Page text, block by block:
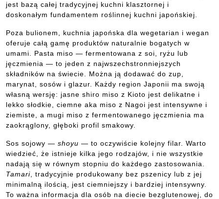
jest bazą całej tradycyjnej kuchni klasztornej i
doskonałym fundamentem roślinnej kuchni japońskiej.
Poza bulionem, kuchnia japońska dla wegetarian i wegan
oferuje całą gamę produktów naturalnie bogatych w
umami. Pasta miso — fermentowana z soi, ryżu lub
jęczmienia — to jeden z najwszechstronniejszych
składników na świecie. Można ją dodawać do zup,
marynat, sosów i glazur. Każdy region Japonii ma swoją
własną wersję: jasne shiro miso z Kioto jest delikatne i
lekko słodkie, ciemne aka miso z Nagoi jest intensywne i
ziemiste, a mugi miso z fermentowanego jęczmienia ma
zaokrąglony, głęboki profil smakowy.
Sos sojowy — shoyu — to oczywiście kolejny filar. Warto
wiedzieć, że istnieje kilka jego rodzajów, i nie wszystkie
nadają się w równym stopniu do każdego zastosowania.
Tamari , tradycyjnie produkowany bez pszenicy lub z jej
minimalną ilością, jest ciemniejszy i bardziej intensywny.
To ważna informacja dla osób na diecie bezglutenowej, do